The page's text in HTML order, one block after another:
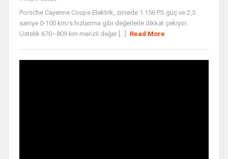
Porsche Cayenne Coupe Elektrik, zirvede 1.156 PS güç ve 2,5
saniye 0-100 km/s hızlanma gibi değerlerle dikkat çekiyor.
Üstelik 670–809 km menzil değer [...]
Read More